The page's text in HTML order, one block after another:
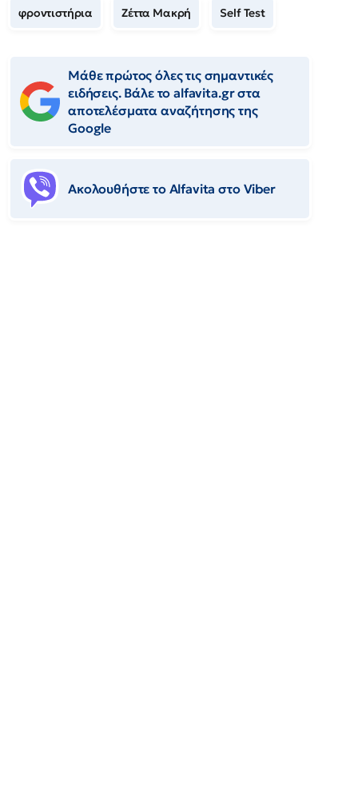
φροντιστήρια Ζέττα Μακρή Self Test
Μάθε πρώτος όλες τις σημαντικές
ειδήσεις. Βάλε το alfavita.gr στα
αποτελέσματα αναζήτησης της
Google
Ακολουθήστε το Αlfavita στο Viber